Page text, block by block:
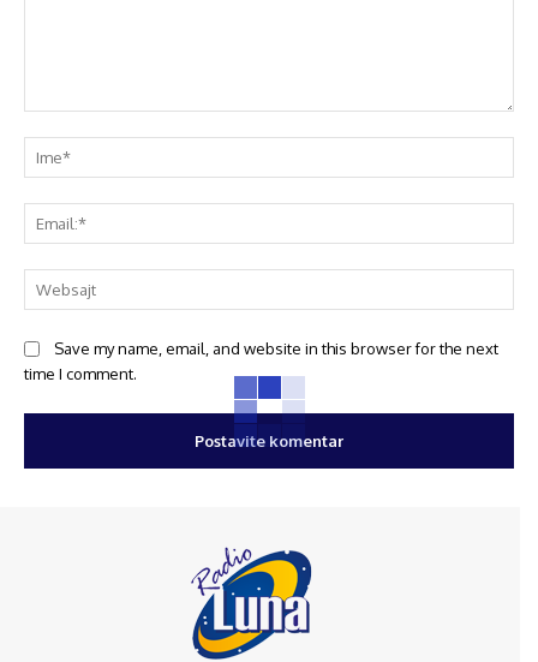
Save my name, email, and website in this browser for the next
time I comment.